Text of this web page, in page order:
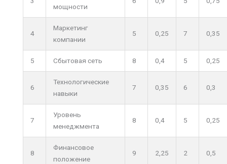
мощности
4
Маркетинг
компании
5 0,25 7 0,35
5 Сбытовая сеть 8 0,4 5 0,25
6
Технологические
навыки
7 0,35 6 0,3
7
Уровень
менеджмента
8 0,4 5 0,25
8
Финансовое
положение
9 2,25 2 0,5